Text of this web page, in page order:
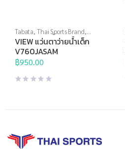
Tabata, Thai Sports Brand,
View,กีฬาทางน้ำ,แว่นตาว่าย
น้ำ,แว่นตาว่ายน้ำสำหรับเด็ก,
แว่นตาว่ายน้ำแข่งขัน
VIEW แว่นตาว่ายน้ำเด็ก
V760JASAM
฿950.00